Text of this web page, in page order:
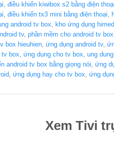
, điều khiển kiwibox s2 bằng điện thoại
, điều khiển tx3 mini bằng điện thoại,
android tv box, kho ứng dụng
tv, phần mềm cho android tv box
box hieuhien, ứng dụng android tv,
tv box, ứng dụng cho tv box, ung
android tv box bằng giọng nói, ứng
, ứng dụng hay cho tv box, ứng
Xem Tivi